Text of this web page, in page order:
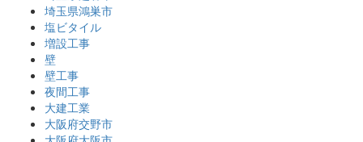
埼玉県鴻巣市
塩ビタイル
増設工事
壁
壁工事
夜間工事
大建工業
大阪府交野市